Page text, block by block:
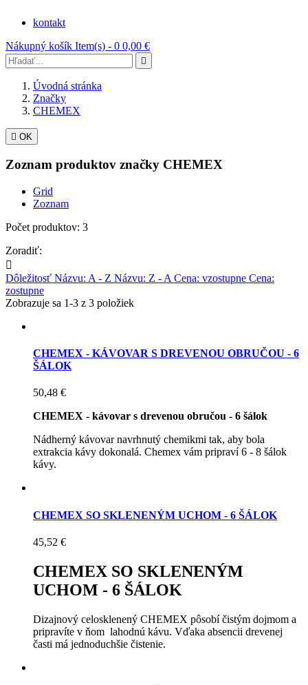
kontakt
Nákupný košík Item(s) - 0 0,00 €

Úvodná stránka
Značky
CHEMEX
 OK
Zoznam produktov značky CHEMEX
Grid
Zoznam
Počet produktov: 3
Zoradiť:

Dôležitosť Názvu: A - Z Názvu: Z - A Cena: vzostupne Cena:
zostupne
Zobrazuje sa 1-3 z 3 položiek
CHEMEX - KÁVOVAR S DREVENOU OBRUČOU - 6
ŠÁLOK
50,48 €
CHEMEX - kávovar s drevenou obručou - 6 šálok
Nádherný kávovar navrhnutý chemikmi tak, aby bola
extrakcia kávy dokonalá. Chemex vám pripraví 6 - 8 šálok
kávy.
CHEMEX SO SKLENENÝM UCHOM - 6 ŠÁLOK
45,52 €
CHEMEX SO SKLENENÝM
UCHOM - 6 ŠÁLOK
Dizajnový celosklenený CHEMEX pôsobí čistým dojmom a
pripravíte v ňom lahodnú kávu. Vďaka absencii drevenej
časti má jednoduchšie čistenie.